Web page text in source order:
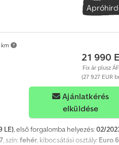
21 990
Fix ár plusz
(27 927 EUR
Ajánlatkérés
elküldése
LE), első forgalomba helyezés:02/
, szín:fehér, kibocsátási osztály: Euro 6